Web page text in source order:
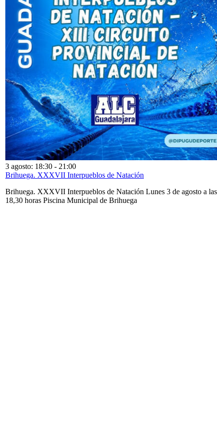
3 agosto: 18:30 - 21:00
Brihuega. XXXVII Interpueblos de Natación
Brihuega. XXXVII Interpueblos de Natación Lunes 3 de agosto a las
18,30 horas Piscina Municipal de Brihuega